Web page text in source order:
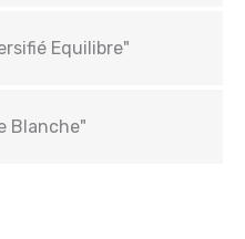
Equilibre"
Blanche"